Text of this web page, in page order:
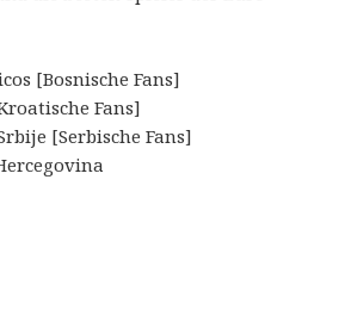
[Bosnische Fans]
Fans]
[Serbische Fans]